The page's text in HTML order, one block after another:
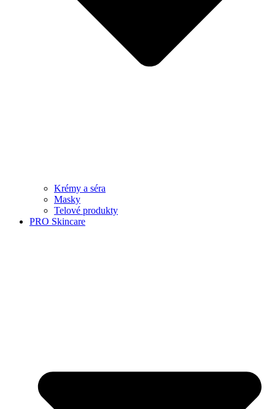
Krémy a séra
Masky
Telové produkty
PRO Skincare